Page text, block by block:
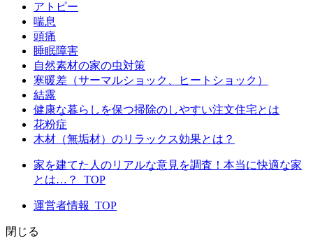
アトピー
喘息
頭痛
睡眠障害
自然素材の家の虫対策
寒暖差（サーマルショック、ヒートショック）
結露
健康な暮らしを保つ掃除のしやすい注文住宅とは
花粉症
木材（無垢材）のリラックス効果とは？
家を建てた人のリアルな意見を調査！本当に快適な家
とは…？_TOP
運営者情報_TOP
閉じる